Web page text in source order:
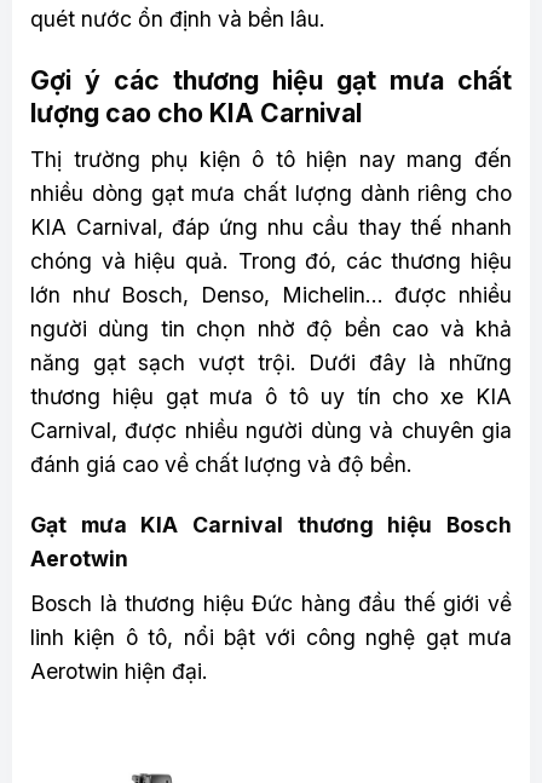
quét nước ổn định và bền lâu.
Gợi ý các thương hiệu gạt mưa chất
lượng cao cho KIA Carnival
Thị trường phụ kiện ô tô hiện nay mang đến
nhiều dòng gạt mưa chất lượng dành riêng cho
KIA Carnival, đáp ứng nhu cầu thay thế nhanh
chóng và hiệu quả. Trong đó, các thương hiệu
lớn như Bosch, Denso, Michelin… được nhiều
người dùng tin chọn nhờ độ bền cao và khả
năng gạt sạch vượt trội. Dưới đây là những
thương hiệu gạt mưa ô tô uy tín cho xe KIA
Carnival, được nhiều người dùng và chuyên gia
đánh giá cao về chất lượng và độ bền.
Gạt mưa KIA Carnival thương hiệu Bosch
Aerotwin
Bosch là thương hiệu Đức hàng đầu thế giới về
linh kiện ô tô, nổi bật với công nghệ gạt mưa
Aerotwin hiện đại.